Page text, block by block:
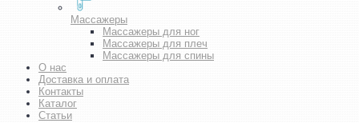
Массажеры
Массажеры для ног
Массажеры для плеч
Массажеры для спины
О нас
Доставка и оплата
Контакты
Каталог
Статьи